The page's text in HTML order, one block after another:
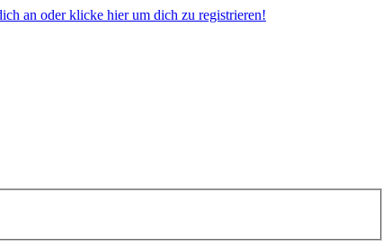
an oder klicke hier um dich zu registrieren!